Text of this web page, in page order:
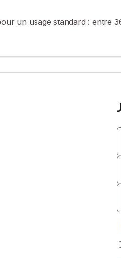
de la construction et de
16 87 52 08, E-mail :
un usage standard : entre